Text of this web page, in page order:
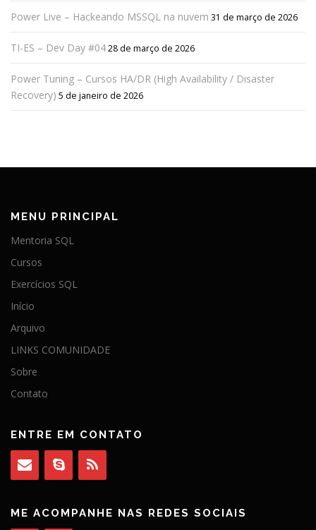
Power Live – Hackeando MSSQL na nuvem 31 de março de 2026
TI-ES – Dev Day #0428 de março de 2026
Power Tuning – Cursos HA/DR (High Availability / Disaster
Recovery) 5 de janeiro de 2026
MENU PRINCIPAL
Mentoria SQL
Cursos
Exercícios SQL
Início
Arquivo
LINKS COMUNIDADE
Sobre
Contato
ENTRE EM CONTATO
ME ACOMPANHE NAS REDES SOCIAIS